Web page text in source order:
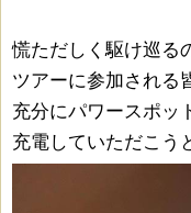
慌ただしく駆け巡る
ツアーに参加される
充分にパワースポッ
充電していただこう